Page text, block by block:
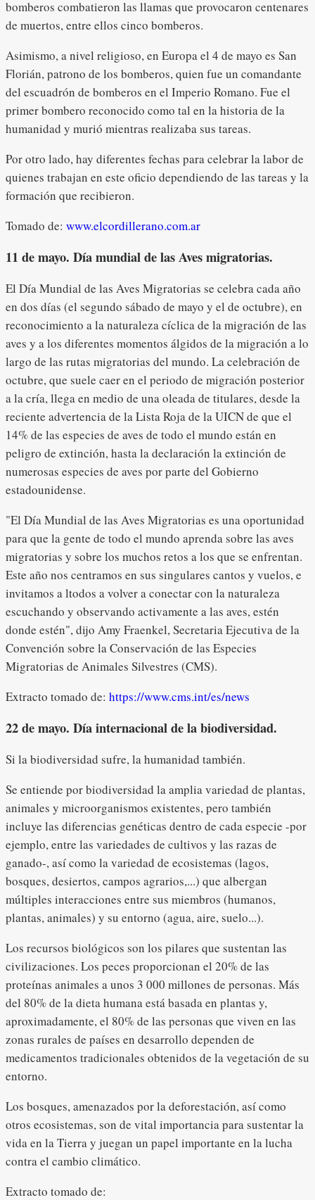
bomberos combatieron las llamas que provocaron centenares
de muertos, entre ellos cinco bomberos.
Asimismo, a nivel religioso, en Europa el 4 de mayo es San
Florián, patrono de los bomberos, quien fue un comandante
del escuadrón de bomberos en el Imperio Romano. Fue el
primer bombero reconocido como tal en la historia de la
humanidad y murió mientras realizaba sus tareas.
Por otro lado, hay diferentes fechas para celebrar la labor de
quienes trabajan en este oficio dependiendo de las tareas y la
formación que recibieron.
Tomado de: www.elcordillerano.com.ar
11 de mayo. Día mundial de las Aves migratorias.
El Día Mundial de las Aves Migratorias se celebra cada año
en dos días (el segundo sábado de mayo y el de octubre), en
reconocimiento a la naturaleza cíclica de la migración de las
aves y a los diferentes momentos álgidos de la migración a lo
largo de las rutas migratorias del mundo. La celebración de
octubre, que suele caer en el periodo de migración posterior
a la cría, llega en medio de una oleada de titulares, desde la
reciente advertencia de la Lista Roja de la UICN de que el
14% de las especies de aves de todo el mundo están en
peligro de extinción, hasta la declaración la extinción de
numerosas especies de aves por parte del Gobierno
estadounidense.
"El Día Mundial de las Aves Migratorias es una oportunidad
para que la gente de todo el mundo aprenda sobre las aves
migratorias y sobre los muchos retos a los que se enfrentan.
Este año nos centramos en sus singulares cantos y vuelos, e
invitamos a ltodos a volver a conectar con la naturaleza
escuchando y observando activamente a las aves, estén
donde estén", dijo Amy Fraenkel, Secretaria Ejecutiva de la
Convención sobre la Conservación de las Especies
Migratorias de Animales Silvestres (CMS).
Extracto tomado de: https://www.cms.int/es/news
22 de mayo. Día internacional de la biodiversidad.
Si la biodiversidad sufre, la humanidad también.
Se entiende por biodiversidad la amplia variedad de plantas,
animales y microorganismos existentes, pero también
incluye las diferencias genéticas dentro de cada especie -por
ejemplo, entre las variedades de cultivos y las razas de
ganado-, así como la variedad de ecosistemas (lagos,
bosques, desiertos, campos agrarios,...) que albergan
múltiples interacciones entre sus miembros (humanos,
plantas, animales) y su entorno (agua, aire, suelo...).
Los recursos biológicos son los pilares que sustentan las
civilizaciones. Los peces proporcionan el 20% de las
proteínas animales a unos 3 000 millones de personas. Más
del 80% de la dieta humana está basada en plantas y,
aproximadamente, el 80% de las personas que viven en las
zonas rurales de países en desarrollo dependen de
medicamentos tradicionales obtenidos de la vegetación de su
entorno.
Los bosques, amenazados por la deforestación, así como
otros ecosistemas, son de vital importancia para sustentar la
vida en la Tierra y juegan un papel importante en la lucha
contra el cambio climático.
Extracto tomado de: